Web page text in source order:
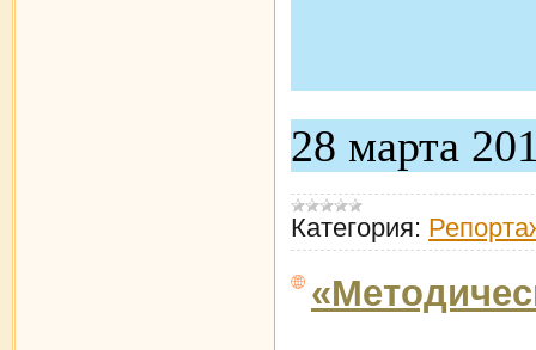
28 марта
Категория: